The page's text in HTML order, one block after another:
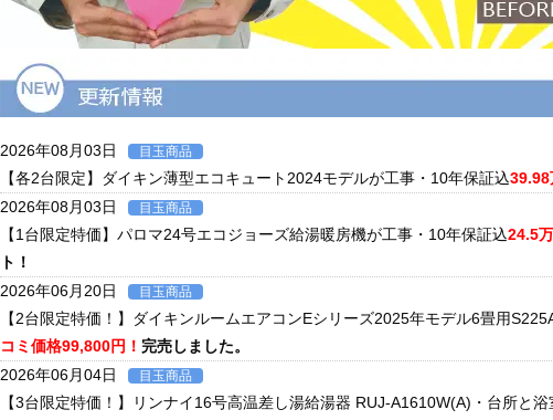
2026年08月03日 目玉商品
【各2台限定】ダイキン薄型エコキュート2024モデルが工事・10年保証込39.98
2026年08月03日
目玉商品
【1台限定特価】パロマ24号エコジョーズ給湯暖房機が工事・10年保証込24.5
ト！
2026年06月20日
目玉商品
【2台限定特価！】ダイキンルームエアコンEシリーズ2025年モデル6畳用
コミ価格99,800円！ 完売しました。
2026年06月04日
目玉商品
【3台限定特価！】リンナイ16号高温差し湯給湯器 RUJ-A1610W(A)・台所と